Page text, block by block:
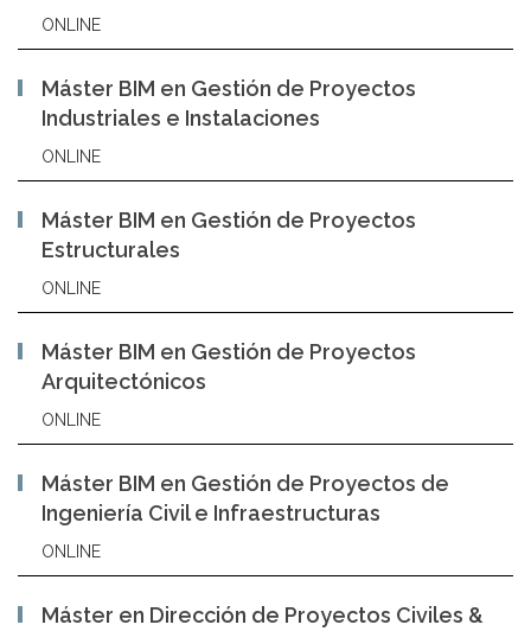
ONLINE
Máster BIM en Gestión de Proyectos
Industriales e Instalaciones
ONLINE
Máster BIM en Gestión de Proyectos
Estructurales
ONLINE
Máster BIM en Gestión de Proyectos
Arquitectónicos
ONLINE
Máster BIM en Gestión de Proyectos de
Ingeniería Civil e Infraestructuras
ONLINE
Máster en Dirección de Proyectos Civiles &